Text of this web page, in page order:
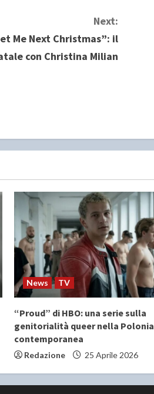
Next:
Me Next Christmas”: il
con Christina Milian
News TV
“Proud” di HBO: una serie sulla
genitorialità queer nella Polonia
contemporanea
Redazione 25 Aprile 2026